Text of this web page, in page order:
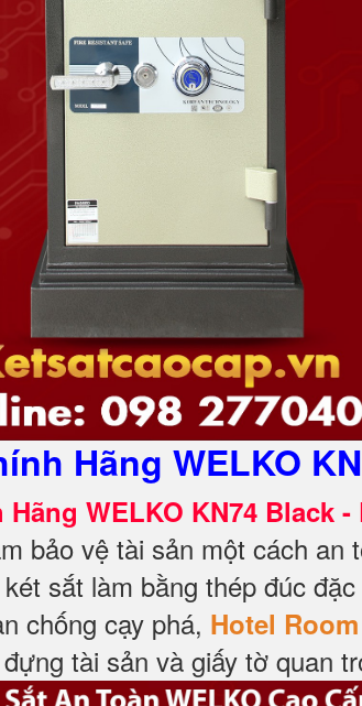
Hãng WELKO
WELKO KN74 Black -
bảo vệ tài sản một cách an
sắt làm bằng thép đúc
chống cạy phá, Hotel
tài sản và giấy tờ quan